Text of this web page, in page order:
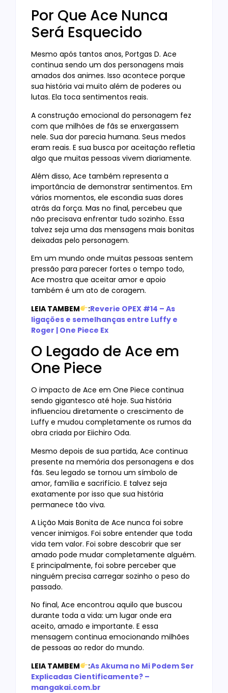
Por Que Ace Nunca
Será Esquecido
Mesmo após tantos anos, Portgas D. Ace
continua sendo um dos personagens mais
amados dos animes. Isso acontece porque
sua história vai muito além de poderes ou
lutas. Ela toca sentimentos reais.
A construção emocional do personagem fez
com que milhões de fãs se enxergassem
nele. Sua dor parecia humana. Seus medos
eram reais. E sua busca por aceitação refletia
algo que muitas pessoas vivem diariamente.
Além disso, Ace também representa a
importância de demonstrar sentimentos. Em
vários momentos, ele escondia suas dores
atrás da força. Mas no final, percebeu que
não precisava enfrentar tudo sozinho. Essa
talvez seja uma das mensagens mais bonitas
deixadas pelo personagem.
Em um mundo onde muitas pessoas sentem
pressão para parecer fortes o tempo todo,
Ace mostra que aceitar amor e apoio
também é um ato de coragem.
LEIA TAMBEM
:Reverie OPEX #14 – As
ligações e semelhanças entre Luffy e
Roger | One Piece Ex
O Legado de Ace em
One Piece
O impacto de Ace em One Piece continua
sendo gigantesco até hoje. Sua história
influenciou diretamente o crescimento de
Luffy e mudou completamente os rumos da
obra criada por Eiichiro Oda.
Mesmo depois de sua partida, Ace continua
presente na memória dos personagens e dos
fãs. Seu legado se tornou um símbolo de
amor, família e sacrifício. E talvez seja
exatamente por isso que sua história
permanece tão viva.
A Lição Mais Bonita de Ace nunca foi sobre
vencer inimigos. Foi sobre entender que toda
vida tem valor. Foi sobre descobrir que ser
amado pode mudar completamente alguém.
E principalmente, foi sobre perceber que
ninguém precisa carregar sozinho o peso do
passado.
No final, Ace encontrou aquilo que buscou
durante toda a vida: um lugar onde era
aceito, amado e importante. E essa
mensagem continua emocionando milhões
de pessoas ao redor do mundo.
LEIA TAMBEM
:As Akuma no Mi Podem Ser
Explicadas Cientificamente? –
mangakai.com.br